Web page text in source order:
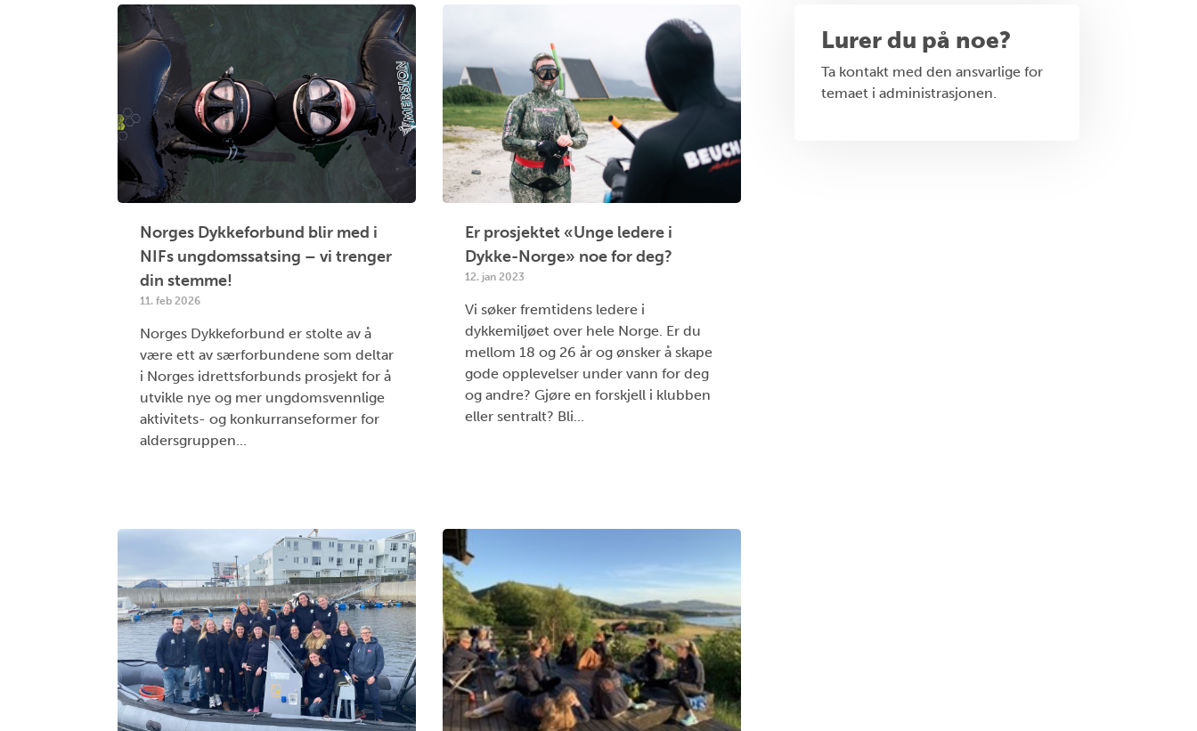
Norges Dykkeforbund blir med i
NIFs ungdomssatsing – vi trenger
din stemme!
11. feb 2026
Norges Dykkeforbund er stolte av å
være ett av særforbundene som deltar
i Norges idrettsforbunds prosjekt for å
utvikle nye og mer ungdomsvennlige
aktivitets- og konkurranseformer for
aldersgruppen...
Er prosjektet «Unge ledere i
Dykke-Norge» noe for deg?
12. jan 2023
Vi søker fremtidens ledere i
dykkemiljøet over hele Norge. Er du
mellom 18 og 26 år og ønsker å skape
gode opplevelser under vann for deg
og andre? Gjøre en forskjell i klubben
eller sentralt? Bli...
Lurer du på noe?
Ta kontakt med den ansvarlige for
temaet i administrasjonen.